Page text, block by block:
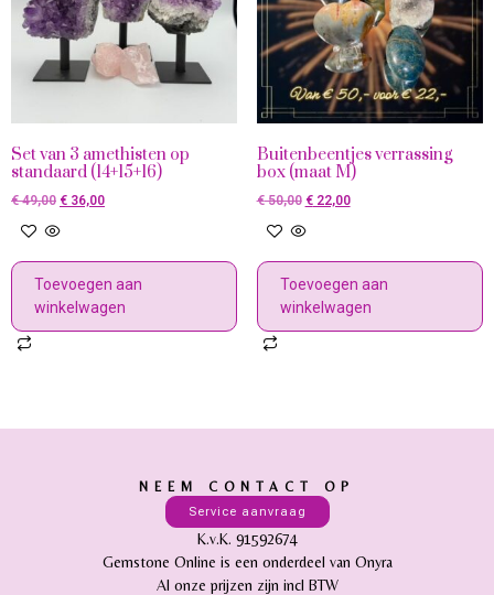
Set van 3 amethisten op
standaard (14+15+16)
€49,00 € 36,00
Toevoegen aan
winkelwagen
Buitenbeentjes verrassing
box (maat M)
€50,00 €22,00
Toevoegen aan
winkelwagen
NEEM CONTACT OP
Service aanvraag
K.v.K. 91592674
Gemstone Online is een onderdeel van Onyra
Al onze prijzen zijn incl BTW